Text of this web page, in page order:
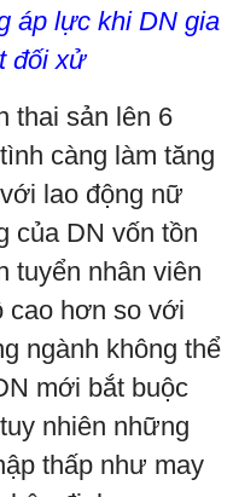
áp lực khi DN gia
đối xử
thai sản lên 6
càng làm tăng
lao động nữ
của DN vốn tồn
tuyển nhân viên
cao hơn so với
ngành không thể
mới bắt buộc
nhiên những
thấp như may